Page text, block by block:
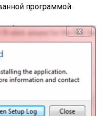
программой.